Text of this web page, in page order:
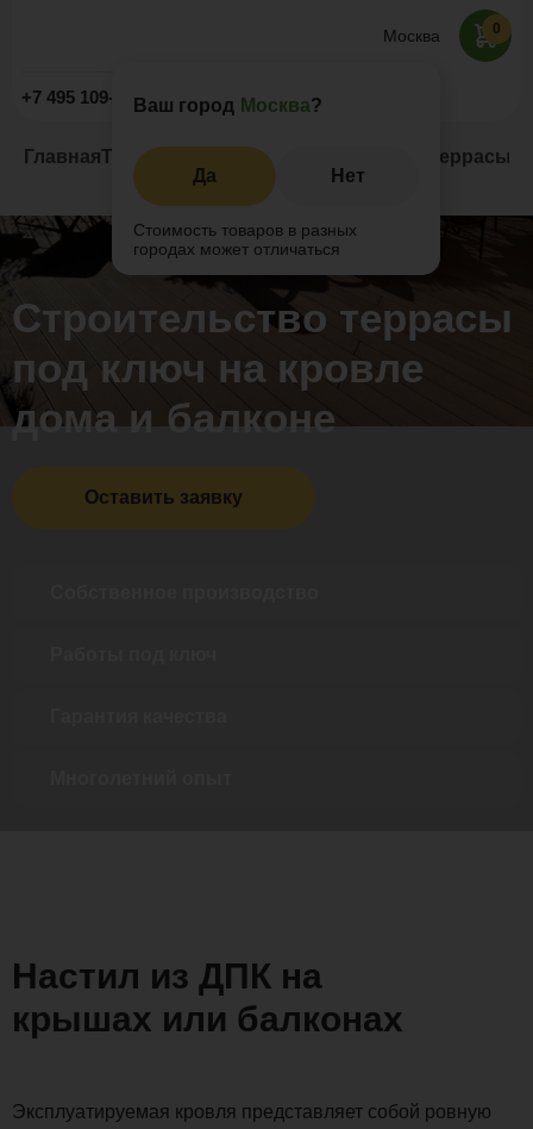
Москва
Ваш город Москва?
Да Нет
Стоимость товаров в разных
городах может отличаться
+7 495 109-52-09 Заказать звонок
0
ГлавнаяТеррасы под ключ Строительство террасы
Строительство террасы
под ключ на кровле
дома и балконе
Оставить заявку
Настил из ДПК на
крышах или балконах
Эксплуатируемая кровля представляет собой ровную